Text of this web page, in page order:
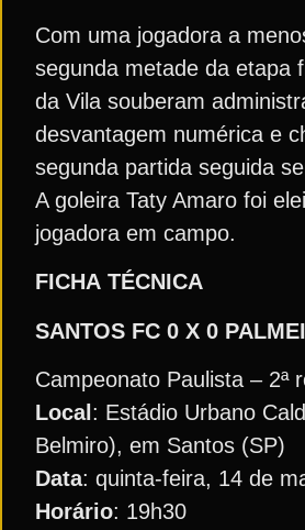
Com uma jogadora a
segunda metade da etapa
da Vila souberam
desvantagem numérica e
segunda partida seguida
A goleira Taty Amaro foi
jogadora em campo.
FICHA TÉCNICA
SANTOS FC 0 X 0
Campeonato Paulista – 2ª
Local : Estádio Urbano
Belmiro), em Santos (SP)
Data: quinta-feira, 14 de
Horário: 19h30